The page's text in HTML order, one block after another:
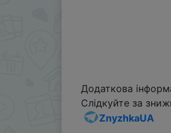
Додаткова
Слідкуйте за
ZnyzhkaUA